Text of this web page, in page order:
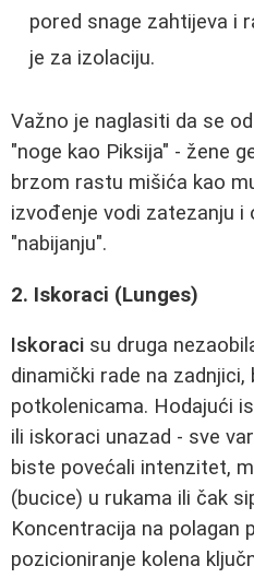
pored snage zahtijeva i
je za izolaciju.
Važno je naglasiti da se
"noge kao Piksija" - žene
brzom rastu mišića kao
izvođenje vodi zatezanju i
"nabijanju".
2. Iskoraci (Lunges)
Iskoraci su druga
dinamički rade na zadnjici,
potkolenicama. Hodajući
ili iskoraci unazad - sve
biste povećali intenzitet,
(bucice) u rukama ili čak
Koncentracija na polagan
pozicioniranje kolena